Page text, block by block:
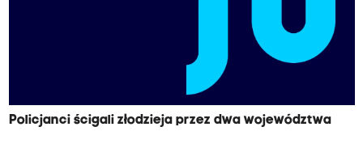
Policjanci ścigali złodzieja przez dwa województwa